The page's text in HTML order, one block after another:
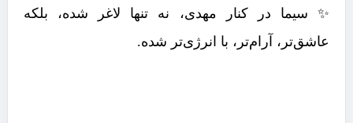
✨ سیما در کنار مهدی، نه تنها لاغر شده، بلکه
عاشق‌تر، آرام‌تر، با انرژی‌تر شده.